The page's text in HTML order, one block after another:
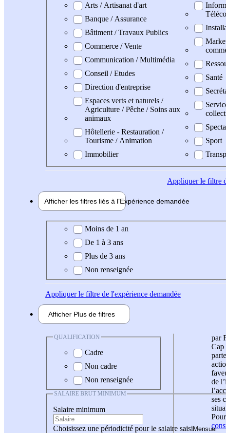
Arts / Artisanat d'art
Banque / Assurance
Bâtiment / Travaux Publics
Commerce / Vente
Communication / Multimédia
Conseil / Etudes
Direction d'entreprise
Espaces verts et naturels /
Agriculture / Pêche / Soins aux
animaux
Hôtellerie - Restauration /
Tourisme / Animation
Immobilier
Santé
Sport
Appliquerle filtre
Afficher les filtres liés à l'Expérience demandée
Expérience demandée
Moins de 1 an
De 1 à 3 ans
Plus de 3 ans
Non renseignée
Appliquerle filtre de l'expérience demandée
Afficher Plus de filtres
QUALIFICATION
Cadre
Non cadre
Non renseignée
SALAIRE BRUT MINIMUM
Salaire minimum
Choisissez une périodicité pour le salaire saisi
par
Cap
de
ses